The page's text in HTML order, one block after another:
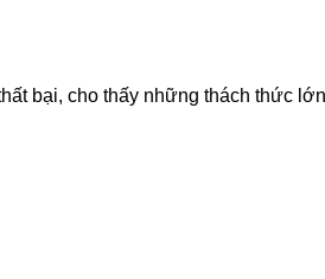
bại, cho thấy những thách thức lớn